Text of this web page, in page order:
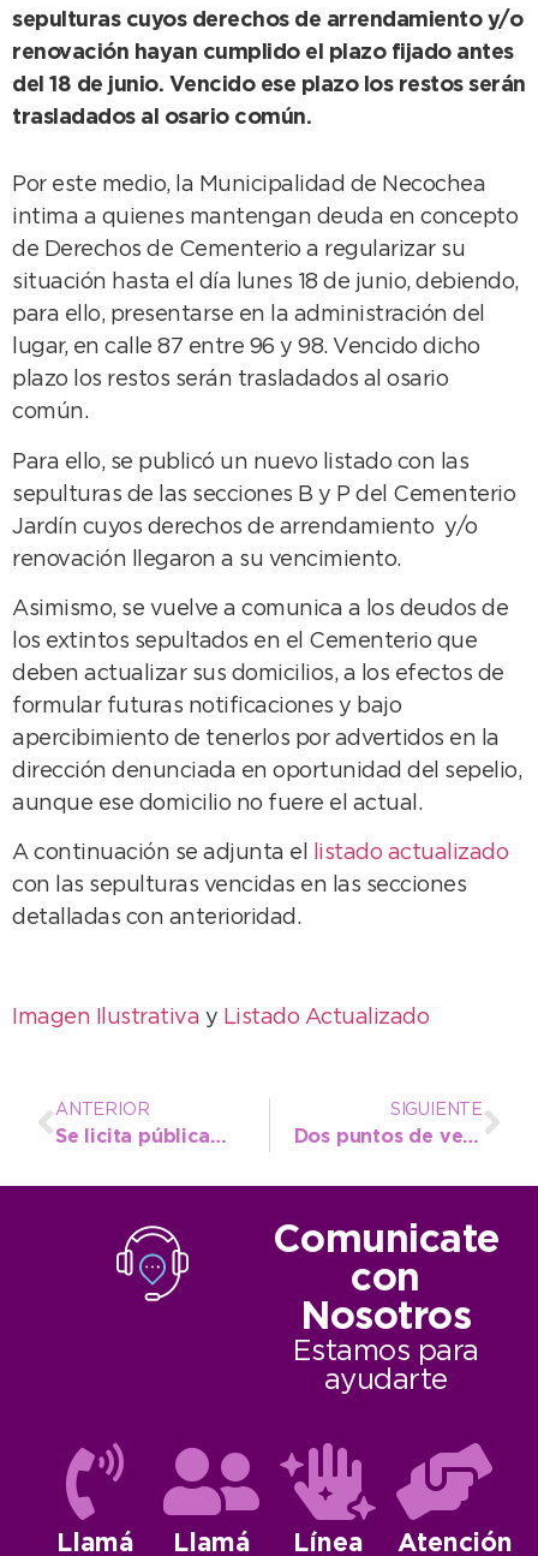
sepulturas cuyos derechos de arrendamiento y/o
renovación hayan cumplido el plazo fijado antes
del 18 de junio. Vencido ese plazo los restos serán
trasladados al osario común.
Por este medio, la Municipalidad de Necochea
intima a quienes mantengan deuda en concepto
de Derechos de Cementerio a regularizar su
situación hasta el día lunes 18 de junio, debiendo,
para ello, presentarse en la administración del
lugar, en calle 87 entre 96 y 98. Vencido dicho
plazo los restos serán trasladados al osario
común.
Para ello, se publicó un nuevo listado con las
sepulturas de las secciones B y P del Cementerio
Jardín cuyos derechos de arrendamiento y/o
renovación llegaron a su vencimiento.
Asimismo, se vuelve a comunica a los deudos de
los extintos sepultados en el Cementerio que
deben actualizar sus domicilios, a los efectos de
formular futuras notificaciones y bajo
apercibimiento de tenerlos por advertidos en la
dirección denunciada en oportunidad del sepelio,
aunque ese domicilio no fuere el actual.
A continuación se adjunta el
listado actualizado
con las sepulturas vencidas en las secciones
detalladas con anterioridad.
Imagen Ilustrativa y Listado Actualizado
ANTERIOR
Se licita públicamente la obra de iluminación de la Avenida 10
SIGUIENTE
Dos puntos de venta para los bolsones de Frescura Natural
Comunicate
con
Nosotros
Estamos para
ayudarte
Llamá
Llamá
Línea
Atención